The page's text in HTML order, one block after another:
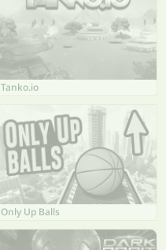
Tanko.io
Only Up Balls